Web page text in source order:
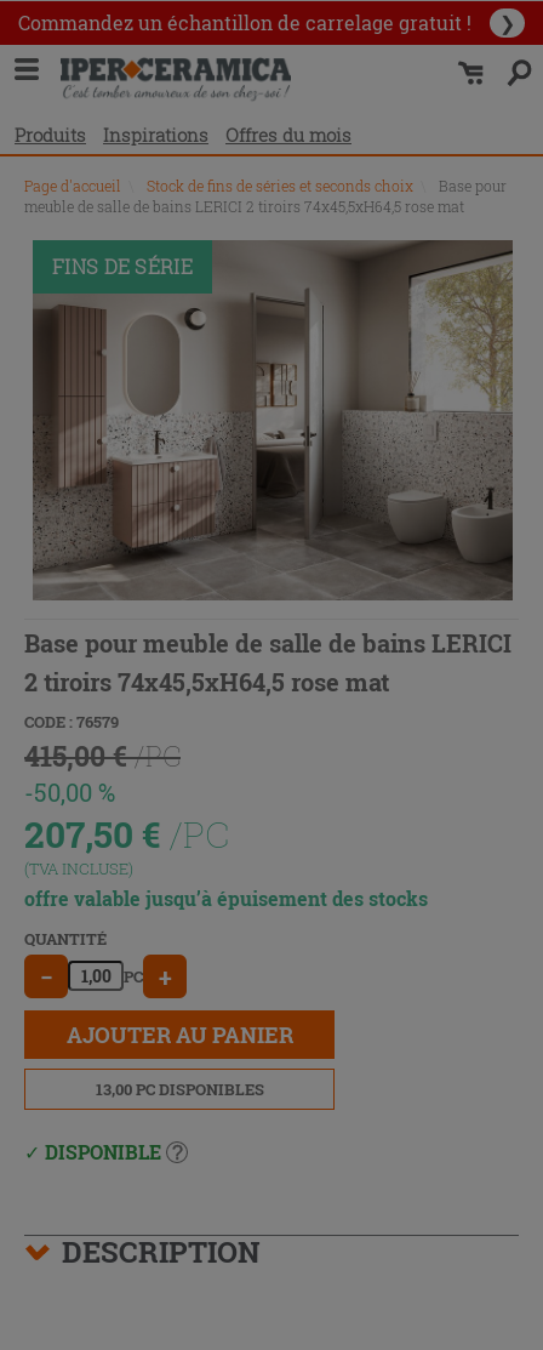
Commandez un échantillon de carrelage gratuit ! ❯
Produits Inspirations Offres du mois
Page d'accueil Stock de fins de séries et seconds choix
Base pour
meuble de salle de bains LERICI 2 tiroirs 74x45,5xH64,5 rose mat
PROMO
FINS DE SÉRIE
Base pour meuble de salle de bains LERICI
2 tiroirs 74x45,5xH64,5 rose mat
CODE : 76579
415,00 €/PC
-50,00 %
207,50 € /PC
(TVA INCLUSE)
offre valable jusqu’à épuisement des stocks
QUANTITÉ
− PC +
AJOUTER AU PANIER
13,00 PC DISPONIBLES
DISPONIBLE
DESCRIPTION